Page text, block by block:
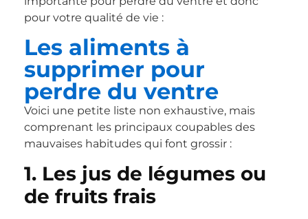
pour votre qualité de vie :
Les aliments à
supprimer pour
perdre du ventre
Voici une petite liste non exhaustive, mais
comprenant les principaux coupables des
mauvaises habitudes qui font grossir :
1. Les jus de légumes ou
de fruits frais